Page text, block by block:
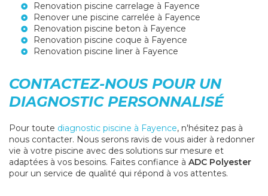
Renovation piscine carrelage à Fayence
Renover une piscine carrelée à Fayence
Renovation piscine beton à Fayence
Renovation piscine coque à Fayence
Renovation piscine liner à Fayence
CONTACTEZ-NOUS POUR UN
DIAGNOSTIC PERSONNALISÉ
Pour toute diagnostic piscine à Fayence, n'hésitez pas à
nous contacter. Nous serons ravis de vous aider à redonner
vie à votre piscine avec des solutions sur mesure et
adaptées à vos besoins. Faites confiance à ADC Polyester
pour un service de qualité qui répond à vos attentes.